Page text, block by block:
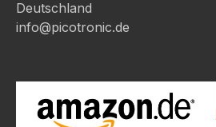
Deutschland
info@picotronic.de